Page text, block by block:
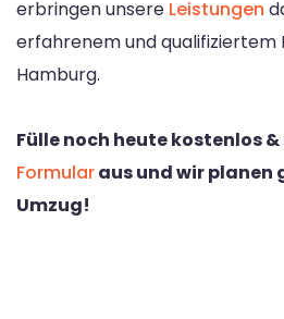
erbringen unsere Leistungen
erfahrenem und qualifiziertem
Hamburg.
Fülle noch heute kostenlos
Formularaus und wir planen
Umzug!